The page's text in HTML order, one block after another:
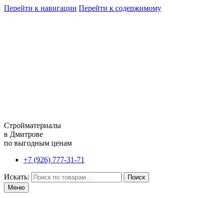
Перейти к навигации Перейти к содержимому
Стройматериалы
в Дмитрове
по выгодным ценам
+7 (926) 777-31-71
Искать:
Поиск
Меню